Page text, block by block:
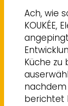
Ach, wie
Küche zu
nachdem
berichtet